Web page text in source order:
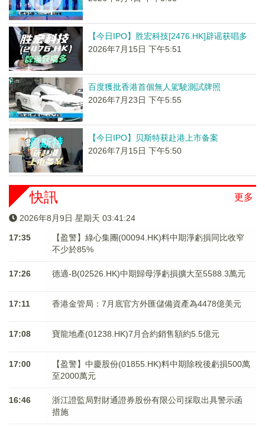
【今日IPO】胜宏科技[2476.HK]辟谣获唱多
2026年7月15日 下午5:51
百度獲批香港首個無人駕駛測試牌照
2026年7月23日 下午5:55
【今日IPO】贝斯特获赴港上市备案
2026年7月15日 下午5:50
更多
快訊
2026年8月9日 星期天 03:41:24
17:35
【盈警】綠心集團(00094.HK)料中期淨虧損同比收窄
不少於85%
17:26 德適-B(02526.HK)中期歸母淨虧損擴大至5588.3萬元
17:11 香港金管局：7月底官方外匯儲備資產為4478億美元
17:08 寶龍地產(01238.HK)7月合約銷售額約5.5億元
17:00
【盈警】中慶股份(01855.HK)料中期除稅後虧損500萬
至2000萬元
16:46
浙江證監局對財通證券股份有限公司採取出具警示函
措施